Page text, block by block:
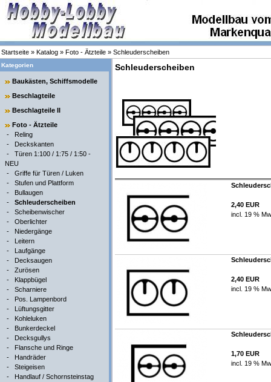
Startseite » Katalog » Foto - Ätzteile » Schleuderscheiben
Kategorien
Baukästen, Schiffsmodelle
Beschlagteile
Beschlagteile II
Foto - Ätzteile
- Reling
- Deckskanten
- Türen 1:100 / 1:75 / 1:50 -
NEU
- Griffe für Türen / Luken
- Stufen und Plattform
- Bullaugen
- Schleuderscheiben
- Scheibenwischer
- Oberlichter
- Niedergänge
- Leitern
- Laufgänge
- Decksaugen
- Zurösen
- Klappbügel
- Scharniere
- Pos. Lampenbord
- Lüftungsgitter
- Kohleluken
- Bunkerdeckel
- Decksgullys
- Flansche und Ringe
- Handräder
- Steigeisen
- Handlauf / Schornsteinstag
Schleuderscheiben
2,40 EUR
incl. 19 %
2,40 EUR
incl. 19 %
1,70 EUR
incl. 19 %